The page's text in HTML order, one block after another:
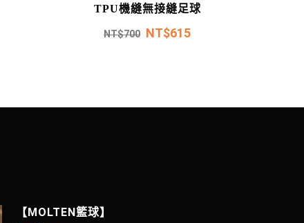
TPU機縫無接縫足球
NT$700 NT$615
【MOLTEN籃球】